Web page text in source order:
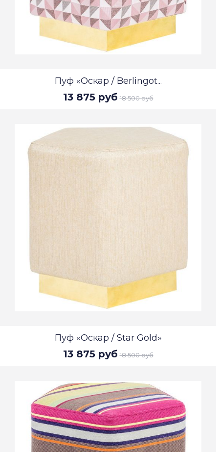
Пуф «Оскар / Berlingot...
13 875 руб 18 500 руб
Пуф «Оскар / Star Gold»
13 875 руб 18 500 руб